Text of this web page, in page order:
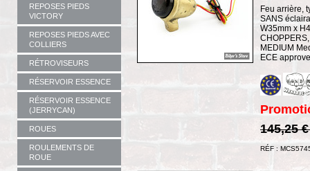
REPOSES PIEDS
VICTORY
REPOSES PIEDS AVEC
COLLIERS
RÉTROVISEURS
RÉSERVOIR ESSENCE
RÉSERVOIR ESSENCE
(JERRYCAN)
ROUES
ROULEMENTS DE
ROUE
Feu arrière,
SANS
W35mm x
MEDIUM
ECE
145,25
RÉF :